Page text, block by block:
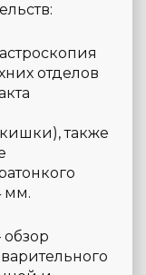
отделов
также
мм.